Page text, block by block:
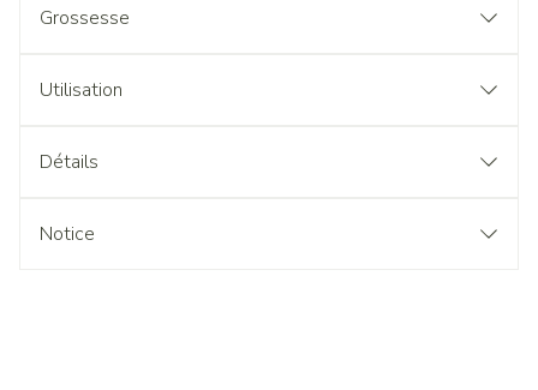
Grossesse
Utilisation
Détails
Notice